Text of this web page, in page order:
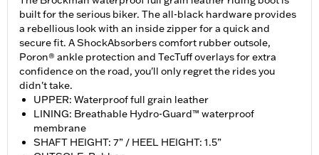
built for the serious biker. The all-black hardware provides
a rebellious look with an inside zipper for a quick and
secure fit. A ShockAbsorbers comfort rubber outsole,
Poron® ankle protection and TecTuff overlays for extra
confidence on the road, you'll only regret the rides you
didn't take.
UPPER: Waterproof full grain leather
LINING: Breathable Hydro-Guard™ waterproof
membrane
SHAFT HEIGHT: 7” / HEEL HEIGHT: 1.5”